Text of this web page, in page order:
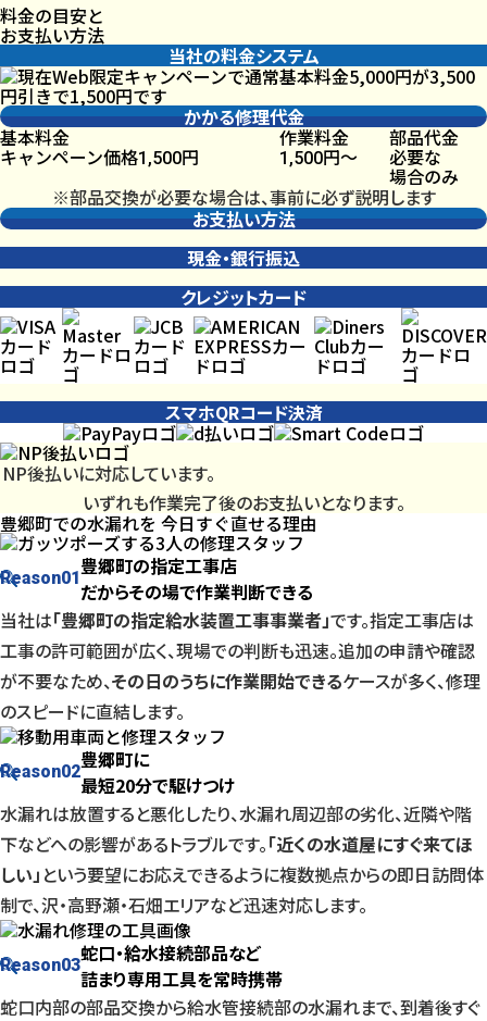
料金の目安と
お支払い方法
当社の料金システム
かかる修理代金
基本料金 作業料金 部品代金
キャンペーン価格1,500円 1,500円〜 必要な
場合のみ
※部品交換が必要な場合は、事前に必ず説明します
お支払い方法
現金・銀行振込
クレジットカード
スマホQRコード決済
NP後払いに対応しています。
いずれも作業完了後のお支払いとなります。
豊郷町での水漏れを 今日すぐ直せる理由
Reason01豊郷町の指定工事店
だからその場で作業判断できる
当社は「豊郷町の指定給水装置工事事業者」です。指定工事店は
工事の許可範囲が広く、現場での判断も迅速。追加の申請や確認
が不要なため、その日のうちに作業開始できるケースが多く、修理
のスピードに直結します。
Reason02豊郷町に
最短20分で駆けつけ
水漏れは放置すると悪化したり、水漏れ周辺部の劣化、近隣や階
下などへの影響があるトラブルです。「近くの水道屋にすぐ来てほ
しい」 という要望にお応えできるように複数拠点からの即日訪問体
制で、沢・高野瀬・石畑エリアなど迅速対応します。
Reason03蛇口・給水接続部品など
詰まり専用工具を常時携帯
蛇口内部の部品交換から給水管接続部の水漏れまで、到着後すぐ